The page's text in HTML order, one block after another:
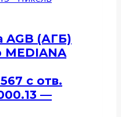
AGB (АГБ)
с отв.
—